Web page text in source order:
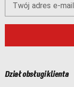
Twój adres e-mail
Dział obsługi klienta